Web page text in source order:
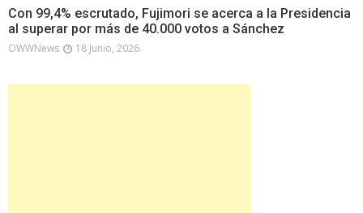
Con 99,4% escrutado, Fujimori se acerca a la Presidencia
al superar por más de 40.000 votos a Sánchez
OWWNews 18 Junio, 2026